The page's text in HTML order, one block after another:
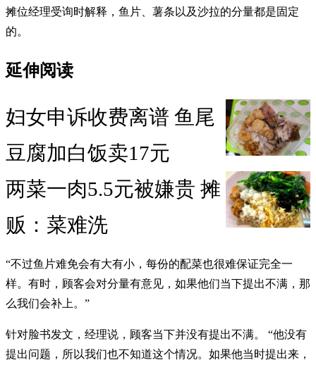
摊位经理受询时解释，鱼片、薯条以及沙拉的分量都是固定
的。
延伸阅读
妇女申诉收费离谱 鱼尾
豆腐加白饭卖17元
两菜一肉5.5元被嫌贵 摊
贩：菜难洗
“不过鱼片难免会有大有小，每份的配菜也很难保证完全一
样。有时，顾客会对分量有意见，如果他们当下提出不满，那
么我们会补上。”
针对脸书发文，经理说，顾客当下并没有提出不满。 “他没有
提出问题，所以我们也不知道这个情况。如果他当时提出来，